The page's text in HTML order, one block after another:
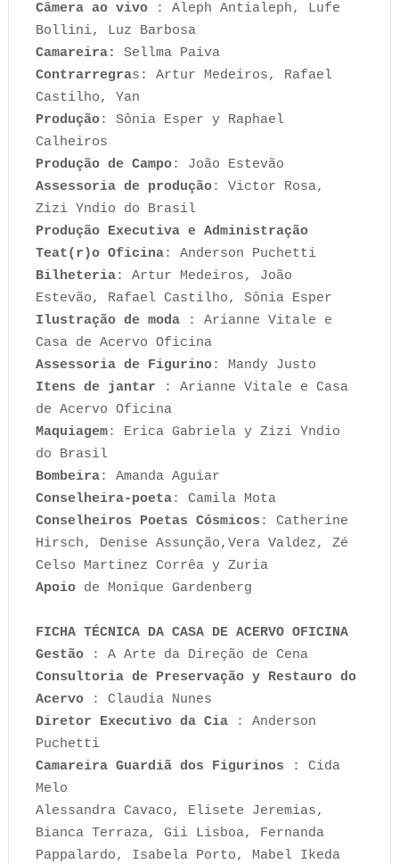
Câmera ao vivo: Aleph Antialeph, Lufe
Bollini, Luz Barbosa
Camareira: Sellma Paiva
Contrarregras: Artur Medeiros, Rafael
Castilho, Yan
Produção: Sônia Esper y Raphael
Calheiros
Produção de Campo: João Estevão
Assessoria de produção: Victor Rosa,
Zizi Yndio do Brasil
Produção Executiva e Administração
Teat(r)o Oficina: Anderson Puchetti
Bilheteria: Artur Medeiros, João
Estevão, Rafael Castilho, Sônia Esper
Ilustração de moda: Arianne Vitale e
Casa de Acervo Oficina
Assessoria de Figurino: Mandy Justo
Itens de jantar : Arianne Vitale e Casa
de Acervo Oficina
Maquiagem: Erica Gabriela y Zizi Yndio
do Brasil
Bombeira: Amanda Aguiar
Conselheira-poeta: Camila Mota
Conselheiros Poetas Cósmicos : Catherine
Hirsch, Denise Assunção,Vera Valdez, Zé
Celso Martinez Corrêa y Zuria
Apoio de Monique Gardenberg
FICHA TÉCNICA DA CASA DE ACERVO OFICINA
Gestão: A Arte da Direção de Cena
Consultoria de Preservação y Restauro do
Acervo: Claudia Nunes
Diretor Executivo da Cia: Anderson
Puchetti
Camareira Guardiã dos Figurinos : Cida
Melo
Alessandra Cavaco, Elisete Jeremias,
Bianca Terraza, Gii Lisboa, Fernanda
Pappalardo, Isabela Porto, Mabel Ikeda